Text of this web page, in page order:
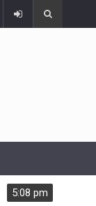
5:08 pm